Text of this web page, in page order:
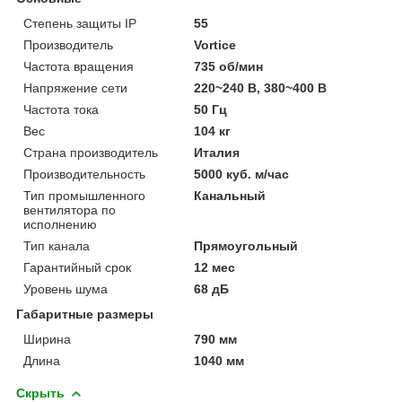
Степень защиты IP
55
Производитель
Vortice
Частота вращения
735 об/мин
Напряжение сети
220~240 В, 380~400 В
Частота тока
50 Гц
Вес
104 кг
Страна производитель
Италия
Производительность
5000 куб. м/час
Тип промышленного
вентилятора по
исполнению
Канальный
Тип канала
Прямоугольный
Гарантийный срок
12 мес
Уровень шума
68 дБ
Габаритные размеры
Ширина
790 мм
Длина
1040 мм
Скрыть